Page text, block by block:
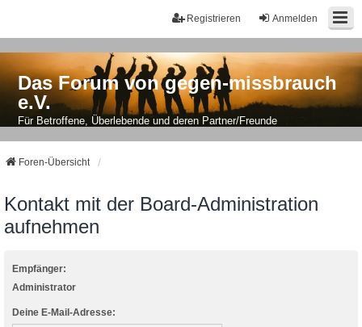
Anmelden
Registrieren
Das Forum von gegen-missbrauch
e.V.
Für Betroffene, Überlebende und deren Partner/Freunde
Foren-Übersicht
Kontakt mit der Board-Administration
aufnehmen
Empfänger:
Administrator
Deine E-Mail-Adresse: